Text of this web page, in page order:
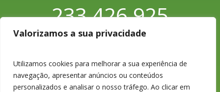
Valorizamos a sua privacidade
Utilizamos cookies para melhorar a sua experiência de
navegação, apresentar anúncios ou conteúdos
personalizados e analisar o nosso tráfego. Ao clicar em
233 426 925
Chamada para a rede
fixa nacional